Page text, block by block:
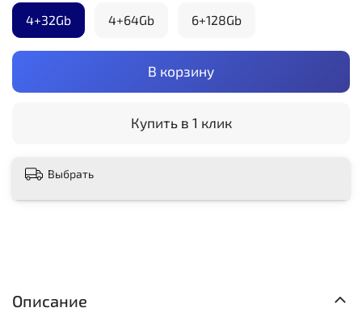
В корзину
Купить в 1 клик
4+32Gb 4+64Gb 6+128Gb
Выбрать
Описание